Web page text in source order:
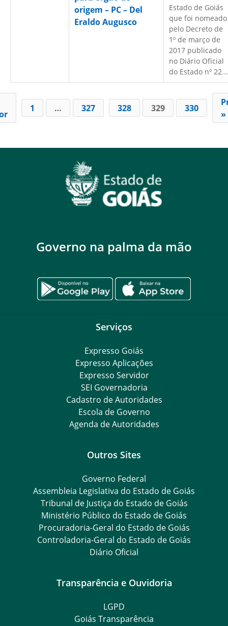
origem – PC – Del
Eraldo Augusco
Estado de Goiás
que foi nomeado
pelo Decreto de
1º de março de
2017 publicado
no Diário Oficial
do Estado nº 22...
1 … 327 328 329 330
»
Governo na palma da mão
Serviços
Expresso Goiás
Expresso Aplicações
Expresso Servidor
SEI Governadoria
Cadastro de Autoridades
Escola de Governo
Agenda de Autoridades
Outros Sites
Governo Federal
Assembleia Legislativa do Estado de Goiás
Tribunal de Justiça do Estado de Goiás
Ministério Público do Estado de Goiás
Procuradoria-Geral do Estado de Goiás
Controladoria-Geral do Estado de Goiás
Diário Oficial
Transparência e Ouvidoria
LGPD
Goiás Transparência